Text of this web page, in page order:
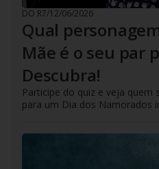
DO R7/12/06/2026
Qual
Mãe é o seu par
Descubra!
Participe do quiz e veja quem
para um Dia dos Namorados